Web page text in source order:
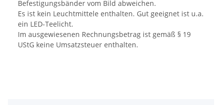
Befestigungsbänder vom Bild abweichen.
Es ist kein Leuchtmittele enthalten. Gut geeignet ist u.a.
ein LED-Teelicht.
Im ausgewiesenen Rechnungsbetrag ist gemäß § 19
UStG keine Umsatzsteuer enthalten.